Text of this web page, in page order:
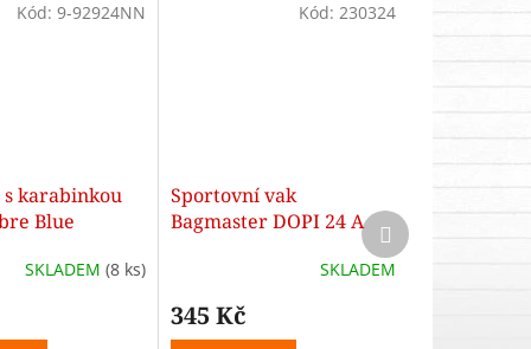
karabinkou
Blue
SKLADEM(8 ks)
Kód:9-92924NN
Sportovní vak
Bagmaster DOPI 24 A
SKLADEM
345 Kč
Kód: 230324
Další
produkt